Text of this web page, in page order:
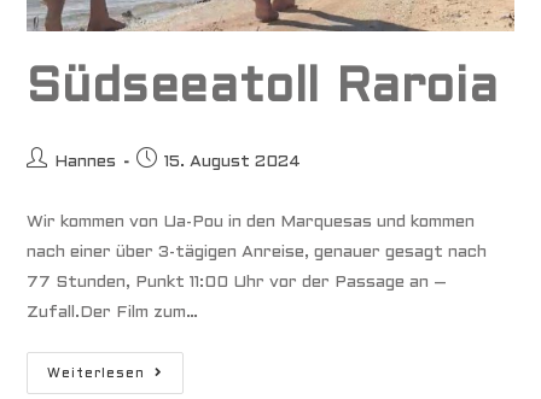
Südseeatoll Raroia
Beitrags-
Hannes
Beitrag
15. August 2024
Wir kommen von Ua-Pou in den Marquesas und kommen
nach einer über 3-tägigen Anreise, genauer gesagt nach
77 Stunden, Punkt 11:00 Uhr vor der Passage an –
Zufall.Der Film zum…
Weiterlesen
Südseeatoll